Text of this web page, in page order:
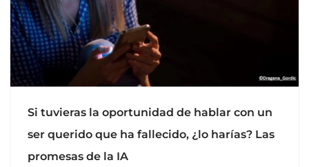
Si tuvieras la oportunidad de hablar con un
ser querido que ha fallecido, ¿lo harías? Las
promesas de la IA